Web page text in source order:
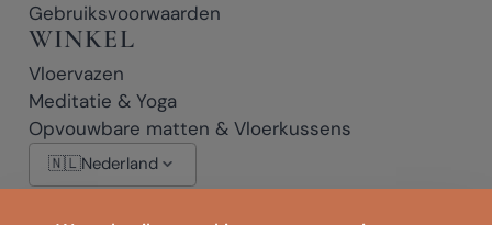
Gebruiksvoorwaarden
WINKEL
Vloervazen
Meditatie & Yoga
Opvouwbare matten & Vloerkussens
🇳🇱Nederland